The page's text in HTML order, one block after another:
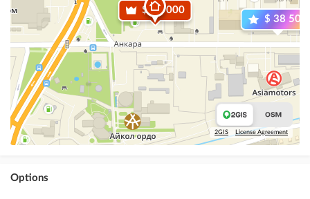
$ 38 500
$ 85 000
2GIS License Agreement
Options